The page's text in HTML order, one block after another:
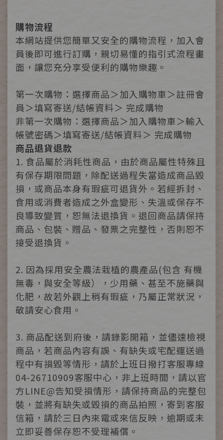
購物流程
本網站提供您簡單又安全的購物流程，加入會
員後即可進行訂購，親切易懂的指引式流程畫
面，讓您充分享受便利的購物樂趣。
第一次購物：選擇商品＞加入購物車＞註冊會
員＞填寫寄送/結帳資料＞ 完成購物
非第一次購物：選擇商品＞加入購物車＞輸入
帳號密碼＞填寫寄送/結帳資料＞ 完成購物
商品退貨退款
1. 食品屬於消耗性商品，由於商品屬性特殊且
有保存期限問題，除配送過程失當造成商品毀
損，或商品本身有瑕疵可退貨外。若經拆封、
食用或消費者造成之外盒變形、失溫或保存不
良導致變質，恕無法退換貨。退回商品請保持
商品、包裝、贈品、發票之完整性，否則恕不
接受退換貨。
2. 因為採用安全農法栽植的農產品(包含 有機
無毒，與安全等級），少用藥、甚至不施藥與
化肥，故若外觀上稍有瑕疵，乃屬正常狀況，
敬請安心食用。
3. 商品配送到府後，請錄影開箱，並儘速檢視
商品，若商品內容有誤、有缺失或宅配運送過
程中有損毀等情形，請於上班日撥打客服專線
04-26710909客服中心，非上班時間，請以官
方LINE@告知受損情形，請保持商品的完整包
裝，並將有缺失或毀損的商品拍照，寄到客服
信箱，請於三日內來電或來信反映，逾期或未
立即妥善保存恕不受理補償。